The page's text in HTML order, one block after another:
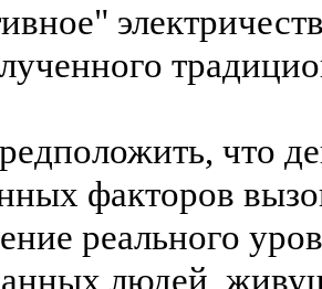
что
факторов
реального
людей,